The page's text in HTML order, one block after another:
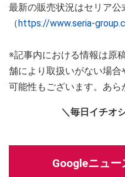
最新の販売状況はセリア
（https://www.seria-
※記事内における情報は原
舗により取扱いがない場
可能性もございます。あら
＼毎日イチオ
Googleニュ